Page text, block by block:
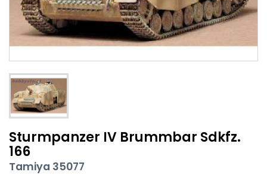
Sturmpanzer IV Brummbar Sdkfz.
166
Tamiya 35077